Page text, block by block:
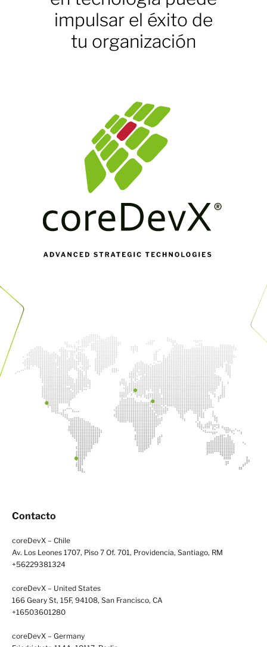
impulsar el éxito de
tu organización
Contacto
coreDevX – Chile
Av. Los Leones 1707, Piso 7 Of. 701, Providencia, Santiago, RM
+56229381324
coreDevX – United States
166 Geary St, 15F, 94108, San Francisco, CA
+16503601280
coreDevX – Germany